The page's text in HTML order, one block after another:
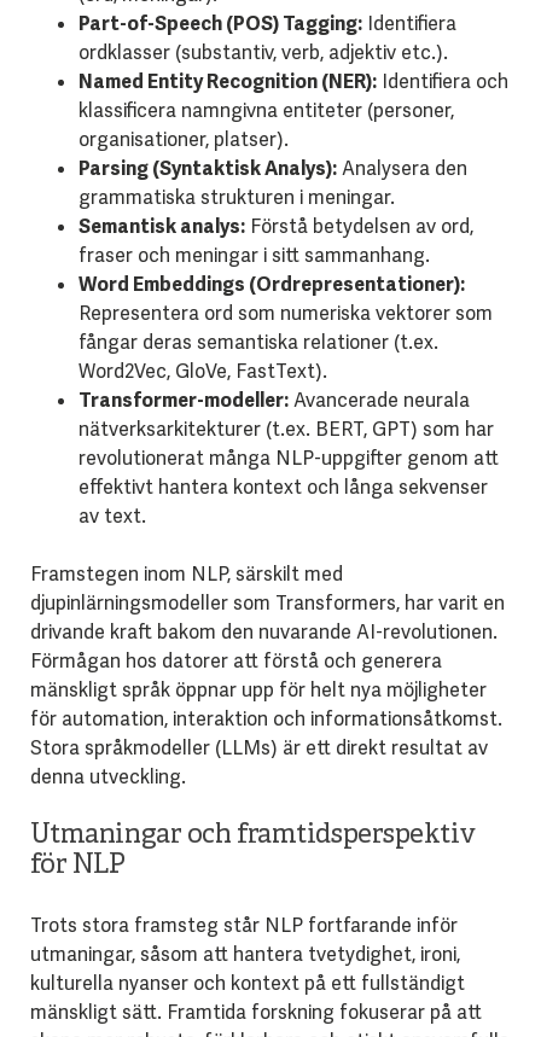
Part-of-Speech (POS) Tagging:Identifiera
ordklasser (substantiv, verb, adjektiv etc.).
Named Entity Recognition (NER):Identifiera och
klassificera namngivna entiteter (personer,
organisationer, platser).
Parsing (Syntaktisk Analys):Analysera den
grammatiska strukturen i meningar.
Semantisk analys:Förstå betydelsen av ord,
fraser och meningar i sitt sammanhang.
Word Embeddings (Ordrepresentationer):
Representera ord som numeriska vektorer som
fångar deras semantiska relationer (t.ex.
Word2Vec, GloVe, FastText).
Transformer-modeller:Avancerade neurala
nätverksarkitekturer (t.ex. BERT, GPT) som har
revolutionerat många NLP-uppgifter genom att
effektivt hantera kontext och långa sekvenser
av text.
Framstegen inom NLP, särskilt med
djupinlärningsmodeller som Transformers, har varit en
drivande kraft bakom den nuvarande AI-revolutionen.
Förmågan hos datorer att förstå och generera
mänskligt språk öppnar upp för helt nya möjligheter
för automation, interaktion och informationsåtkomst.
Stora språkmodeller (LLMs) är ett direkt resultat av
denna utveckling.
Utmaningar och framtidsperspektiv
för NLP
Trots stora framsteg står NLP fortfarande inför
utmaningar, såsom att hantera tvetydighet, ironi,
kulturella nyanser och kontext på ett fullständigt
mänskligt sätt. Framtida forskning fokuserar på att